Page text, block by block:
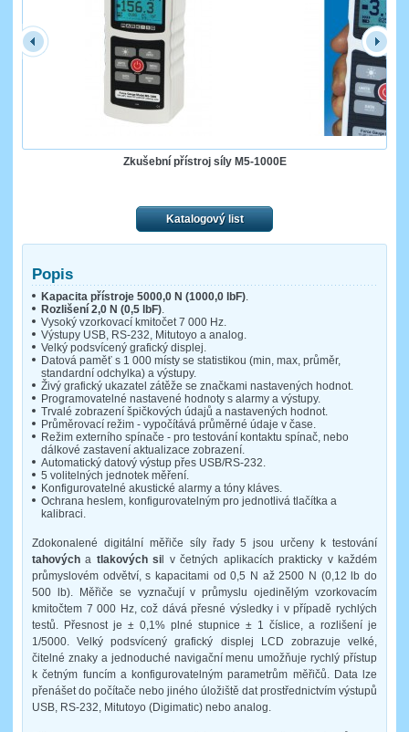
Zkušební přístroj síly M5-1000E
Katalogový list
Popis
Kapacita přístroje 5000,0 N (1000,0 lbF).
Rozlišení 2,0 N (0,5 lbF).
Vysoký vzorkovací kmitočet 7 000 Hz.
Výstupy USB, RS-232, Mitutoyo a analog.
Velký podsvícený grafický displej.
Datová paměť s 1 000 místy se statistikou (min, max, průměr,
standardní odchylka) a výstupy.
Živý grafický ukazatel zátěže se značkami nastavených hodnot.
Programovatelné nastavené hodnoty s alarmy a výstupy.
Trvalé zobrazení špičkových údajů a nastavených hodnot.
Průměrovací režim - vypočítává průměrné údaje v čase.
Režim externího spínače - pro testování kontaktu spínač, nebo
dálkové zastavení aktualizace zobrazení.
Automatický datový výstup přes USB/RS-232.
5 volitelných jednotek měření.
Konfigurovatelné akustické alarmy a tóny kláves.
Ochrana heslem, konfigurovatelným pro jednotlivá tlačítka a
kalibraci.
Zdokonalené digitální měřiče síly řady 5 jsou určeny k testování
tahových a tlakových sil v četných aplikacích prakticky v každém
průmyslovém odvětví, s kapacitami od 0,5 N až 2500 N (0,12 lb do
500 lb). Měřiče se vyznačují v průmyslu ojedinělým vzorkovacím
kmitočtem 7 000 Hz, což dává přesné výsledky i v případě rychlých
testů. Přesnost je ± 0,1% plné stupnice ± 1 číslice, a rozlišení je
1/5000. Velký podsvícený grafický displej LCD zobrazuje velké,
čitelné znaky a jednoduché navigační menu umožňuje rychlý přístup
k četným funcím a konfigurovatelným parametrům měřičů. Data lze
přenášet do počítače nebo jiného úložiště dat prostřednictvím výstupů
USB, RS-232, Mitutoyo (Digimatic) nebo analog.